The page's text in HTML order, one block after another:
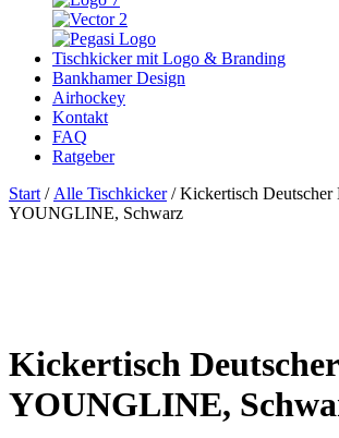
Tischkicker mit Logo & Branding
Bankhamer Design
Airhockey
Kontakt
FAQ
Ratgeber
Start / Alle Tischkicker/ Kickertisch Deutscher
YOUNGLINE, Schwarz
Kickertisch
YOUNGLINE,